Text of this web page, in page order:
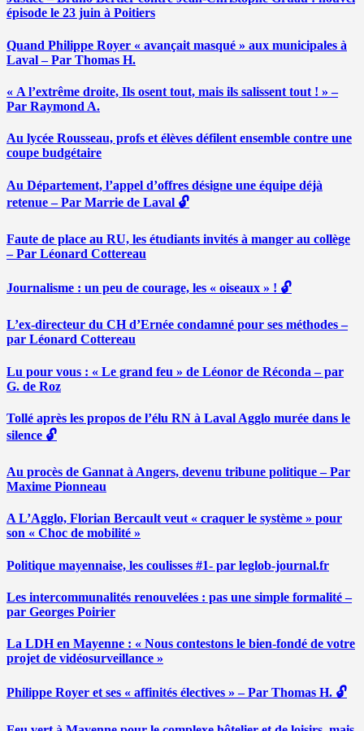
épisode le 23 juin à Poitiers
Quand Philippe Royer « avançait masqué » aux municipales à
Laval – Par Thomas H.
« A l’extrême droite, Ils osent tout, mais ils salissent tout ! » –
Par Raymond A.
Au lycée Rousseau, profs et élèves défilent ensemble contre une
coupe budgétaire
Au Département, l’appel d’offres désigne une équipe déjà
retenue – Par Marrie de Laval 🔓
Faute de place au RU, les étudiants invités à manger au collège
– Par Léonard Cottereau
Journalisme : un peu de courage, les « oiseaux » ! 🔓
L’ex-directeur du CH d’Ernée condamné pour ses méthodes –
par Léonard Cottereau
Lu pour vous : « Le grand feu » de Léonor de Réconda – par
G. de Roz
Tollé après les propos de l’élu RN à Laval Agglo murée dans le
silence 🔓
Au procès de Gannat à Angers, devenu tribune politique – Par
Maxime Pionneau
A L’Agglo, Florian Bercault veut « craquer le système » pour
son « Choc de mobilité »
Politique mayennaise, les coulisses #1- par leglob-journal.fr
Les intercommunalités renouvelées : pas une simple formalité –
par Georges Poirier
La LDH en Mayenne : « Nous contestons le bien-fondé de votre
projet de vidéosurveillance »
Philippe Royer et ses « affinités électives » – Par Thomas H. 🔓